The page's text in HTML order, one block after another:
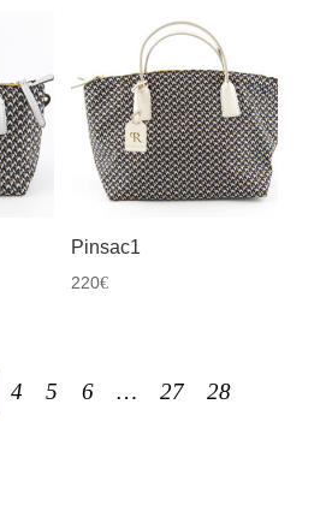
Pinsac1
220€
4 5 6 … 27
28